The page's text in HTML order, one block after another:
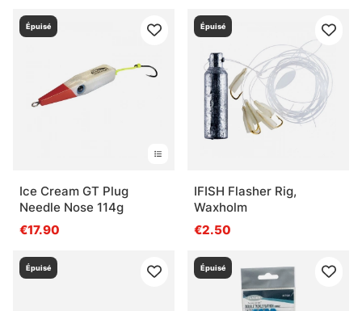
Épuisé
Ice Cream GT Plug
Needle Nose 114g
€17.90
Épuisé
IFISH Flasher Rig,
Waxholm
€2.50
Épuisé Épuisé